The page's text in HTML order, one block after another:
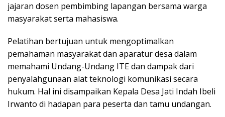
jajaran dosen pembimbing lapangan bersama warga
masyarakat serta mahasiswa.
Pelatihan bertujuan untuk mengoptimalkan
pemahaman masyarakat dan aparatur desa dalam
memahami Undang-Undang ITE dan dampak dari
penyalahgunaan alat teknologi komunikasi secara
hukum. Hal ini disampaikan Kepala Desa Jati Indah Ibeli
Irwanto di hadapan para peserta dan tamu undangan.